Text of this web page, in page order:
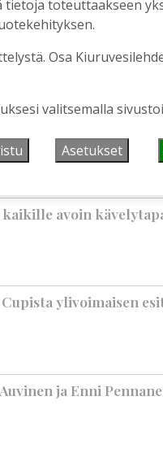
Kiuruveden nuorille
avoin
ylivoimaisen
ja Enni
toteuttaakseen
Osa
valitsemalla
Asetukset